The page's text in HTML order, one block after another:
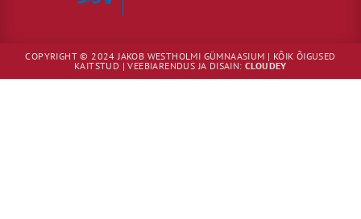
COPYRIGHT © 2024 JAKOB WESTHOLMI GÜMNAASIUM | KÕIK ÕIGUSED
KAITSTUD | VEEBIARENDUS JA DISAIN:CLOUDEY